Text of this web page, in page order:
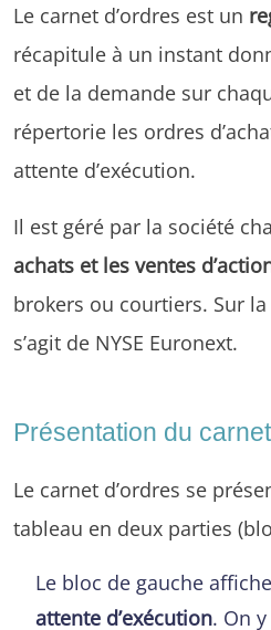
Le carnet d’ordres est un
récapitule à un instant
et de la demande sur
répertorie les ordres
attente d’exécution.
Il est géré par la société
achats et les ventes
brokers ou courtiers. Sur
s’agit de NYSE Euronext.
Présentation du
Le carnet d’ordres se
tableau en deux parties
Le bloc de gauche
attente d’exécution. On